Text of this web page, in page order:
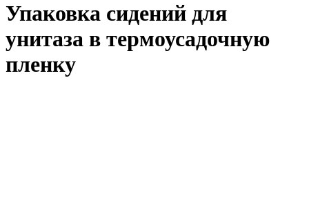
Упаковка сидений для
унитаза в термоусадочную
пленку